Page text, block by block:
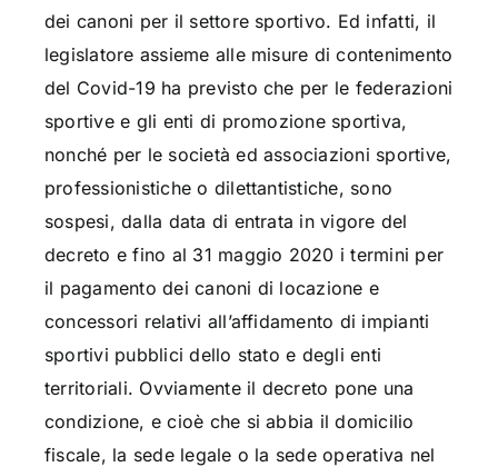
dei canoni per il settore sportivo. Ed infatti, il
legislatore assieme alle misure di contenimento
del Covid-19 ha previsto che per le federazioni
sportive e gli enti di promozione sportiva,
nonché per le società ed associazioni sportive,
professionistiche o dilettantistiche, sono
sospesi, dalla data di entrata in vigore del
decreto e fino al 31 maggio 2020 i termini per
il pagamento dei canoni di locazione e
concessori relativi all’affidamento di impianti
sportivi pubblici dello stato e degli enti
territoriali. Ovviamente il decreto pone una
condizione, e cioè che si abbia il domicilio
fiscale, la sede legale o la sede operativa nel